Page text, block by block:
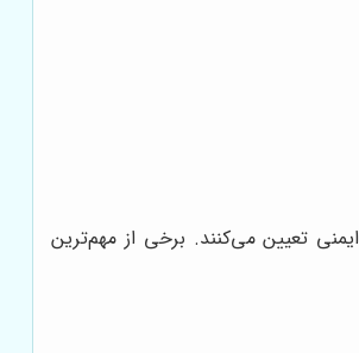
تعیین می‌کنند. برخی از مهم‌ترین